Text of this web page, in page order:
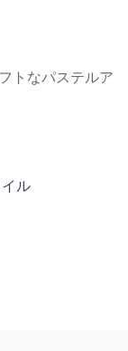
トなパステルア
ル